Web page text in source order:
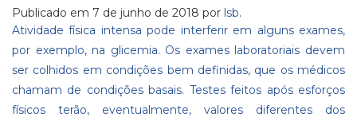
Publicado em 7 de junho de 2018 por lsb.
Atividade física intensa pode interferir em alguns exames,
por exemplo, na glicemia. Os exames laboratoriais devem
ser colhidos em condições bem definidas, que os médicos
chamam de condições basais. Testes feitos após esforços
físicos terão, eventualmente, valores diferentes dos